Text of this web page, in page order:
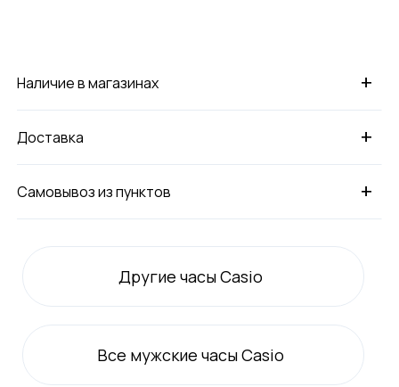
+
Наличие в магазинах
+
Доставка
+
Самовывоз из пунктов
Другие часы Casio
Все мужские часы Casio